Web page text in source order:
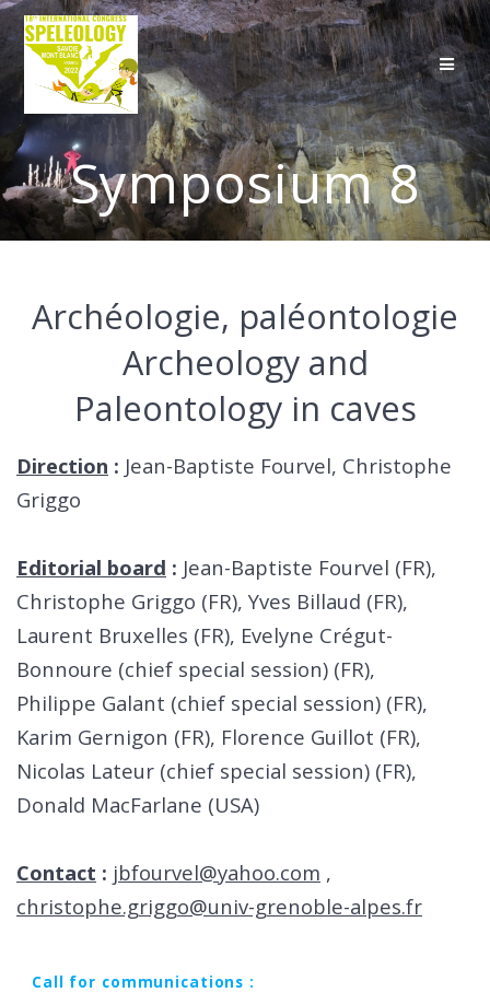
Skip
to
content
Symposium 8
Archéologie, paléontologie
Archeology and
Paleontology in caves
Direction : Jean-Baptiste Fourvel, Christophe
Griggo
Editorial board : Jean-Baptiste Fourvel (FR),
Christophe Griggo (FR), Yves Billaud (FR),
Laurent Bruxelles (FR), Evelyne Crégut-
Bonnoure (chief special session) (FR),
Philippe Galant (chief special session) (FR),
Karim Gernigon (FR), Florence Guillot (FR),
Nicolas Lateur (chief special session) (FR),
Donald MacFarlane (USA)
Contact : jbfourvel@yahoo.com ,
christophe.griggo@univ-grenoble-alpes.fr
Call for communications :